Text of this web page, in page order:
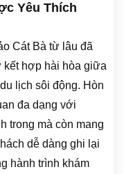
Yêu Thích
Cát Bà từ lâu đã
kết hợp hài hòa giữa
lịch sôi động. Hòn
đa dạng với
trong mà còn mang
dễ dàng ghi lại
hành trình khám